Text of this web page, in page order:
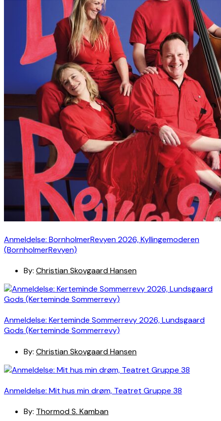
Anmeldelse: BornholmerRevyen 2026, Kyllingemoderen
(BornholmerRevyen)
By: Christian Skovgaard Hansen
Anmeldelse: Kerteminde Sommerrevy 2026, Lundsgaard
Gods (Kerteminde Sommerrevy)
By: Christian Skovgaard Hansen
Anmeldelse: Mit hus min drøm, Teatret Gruppe 38
By: Thormod S. Kamban